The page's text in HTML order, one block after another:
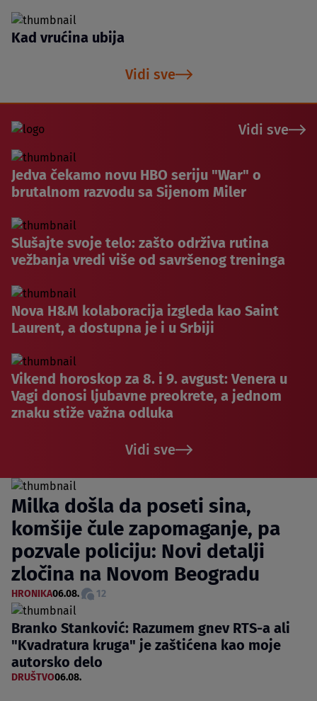
Kad vrućina ubija
Vidi sve
Vidi sve
Jedva čekamo novu HBO seriju "War" o
brutalnom razvodu sa Sijenom Miler
Slušajte svoje telo: zašto održiva rutina
vežbanja vredi više od savršenog treninga
Nova H&M kolaboracija izgleda kao Saint
Laurent, a dostupna je i u Srbiji
Vikend horoskop za 8. i 9. avgust: Venera u
Vagi donosi ljubavne preokrete, a jednom
znaku stiže važna odluka
Vidi sve
Milka došla da poseti sina,
komšije čule zapomaganje, pa
pozvale policiju: Novi detalji
zločina na Novom Beogradu
HRONIKA06.08. 12
Branko Stanković: Razumem gnev RTS-a ali
"Kvadratura kruga" je zaštićena kao moje
autorsko delo
DRUŠTVO06.08.